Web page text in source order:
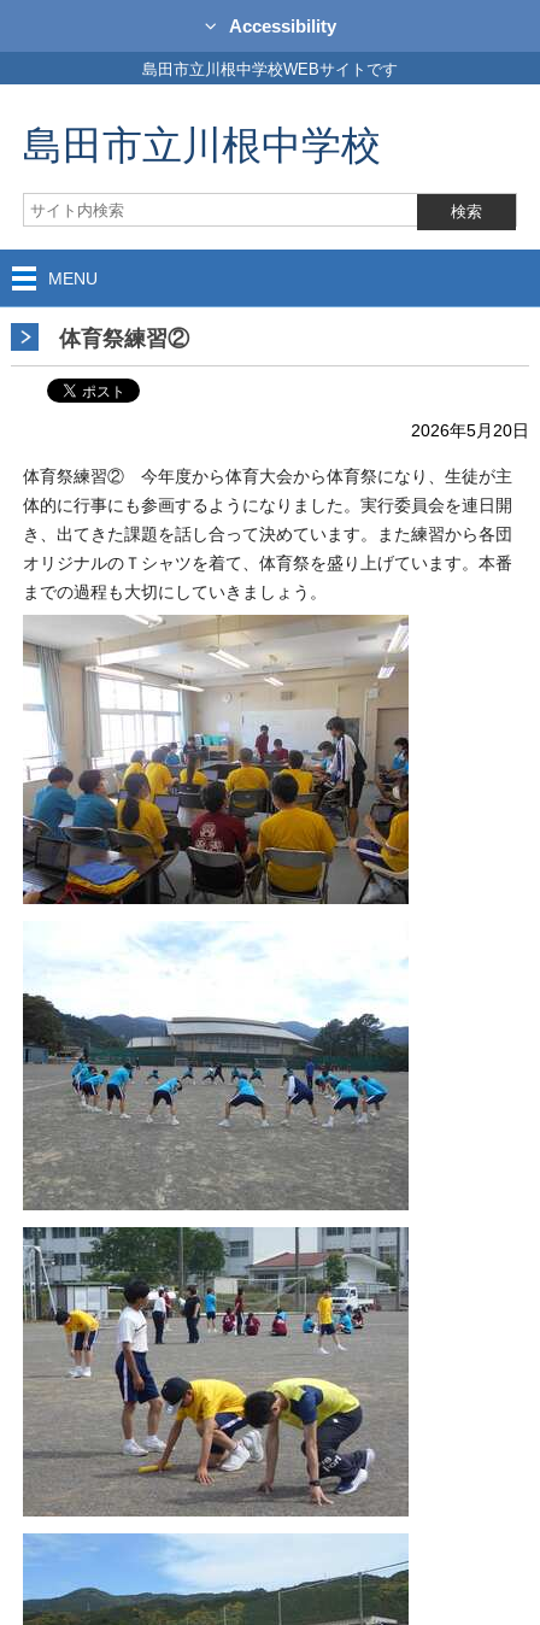
Accessibility
島田市立川根中学校WEBサイトです
島田市立川根中学校
MENU
体育祭練習②
2026年5月20日
体育祭練習② 今年度から体育大会から体育祭になり、生徒が主
体的に行事にも参画するようになりました。実行委員会を連日開
き、出てきた課題を話し合って決めています。また練習から各団
オリジナルのＴシャツを着て、体育祭を盛り上げています。本番
までの過程も大切にしていきましょう。